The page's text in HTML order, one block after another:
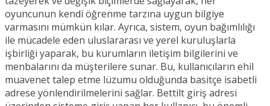
oyuncunun kendi öğrenme tarzına uygun bilgiye
varmasını mümkün kılar. Ayrıca, sistem, oyun bağımlılığı
ile mücadele eden uluslararası ve yerel kuruluşlarla
işbirliği yaparak, bu kurumların iletişim bilgilerini ve
menbalarını da müşterilere sunar. Bu, kullanıcıların ehil
muavenet talep etme lüzumu olduğunda basitçe isabetli
adrese yönlendirilmelerini sağlar. Bettilt giriş adresi